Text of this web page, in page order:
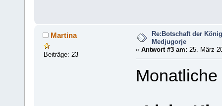
Martina
Beiträge: 23
Re:Botschaft der
Medjugorje
« Antwort #3 am: 25. März